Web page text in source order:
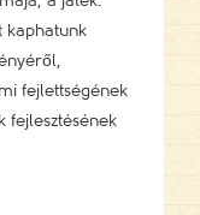
kaphatunk
fejlettségének
fejlesztésének